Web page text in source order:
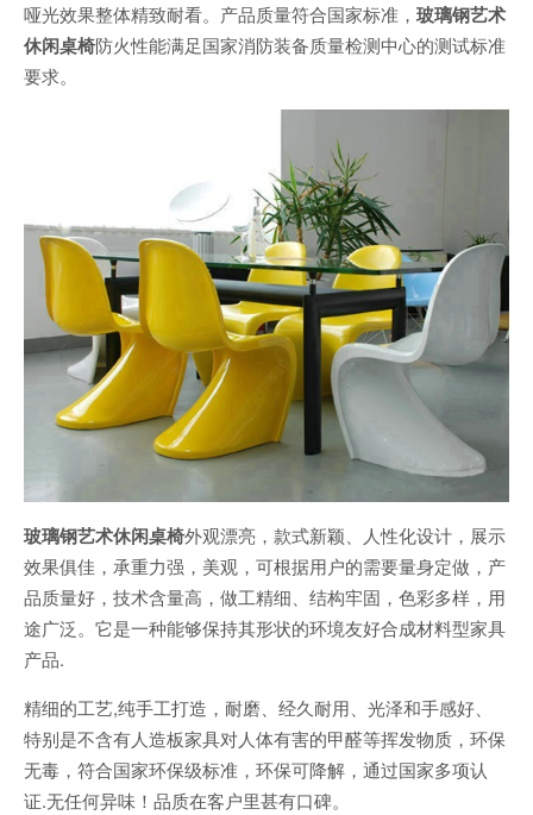
哑光效果整体精致耐看。产品质量符合国家标准， 玻璃钢艺术
休闲桌椅防火性能满足国家消防装备质量检测中心的测试标准
要求。
玻璃钢艺术休闲桌椅外观漂亮，款式新颖、人性化设计，展示
效果俱佳，承重力强，美观，可根据用户的需要量身定做，产
品质量好，技术含量高，做工精细、结构牢固，色彩多样，用
途广泛。它是一种能够保持其形状的环境友好合成材料型家具
产品.
精细的工艺,纯手工打造，耐磨、经久耐用、光泽和手感好、
特别是不含有人造板家具对人体有害的甲醛等挥发物质，环保
无毒，符合国家环保级标准，环保可降解，通过国家多项认
证.无任何异味！品质在客户里甚有口碑。